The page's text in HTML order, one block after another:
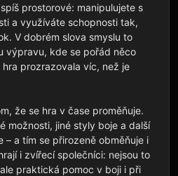
prostorové: manipulujete s
a využíváte schopnosti tak,
V dobrém slova smyslu to
výpravu, kde se pořád něco
prozrazovala víc, než je
že se hra v čase proměňuje.
možnosti, jiné styly boje a další
– a tím se přirozeně obměňuje i
i zvířecí společníci: nejsou to
praktická pomoc v boji i při